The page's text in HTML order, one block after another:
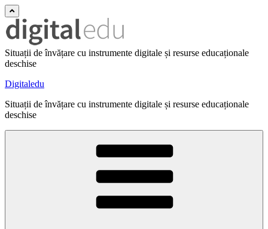
Situații de învățare cu instrumente digitale și resurse educaționale
deschise
Digitaledu
Situații de învățare cu instrumente digitale și resurse educaționale
deschise